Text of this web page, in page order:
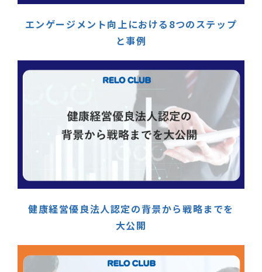
エンゲージメント向上における8つのステップ
と事例
健康経営優良法人認定の背景から戦略までを
大公開